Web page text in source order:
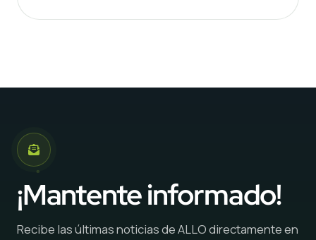
¡Mantente informado!
Recibe las últimas noticias de ALLO directamente en